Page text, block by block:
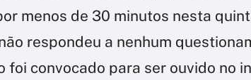
menos de 30 minutos nesta
respondeu a nenhum
foi convocado para ser ouvido no